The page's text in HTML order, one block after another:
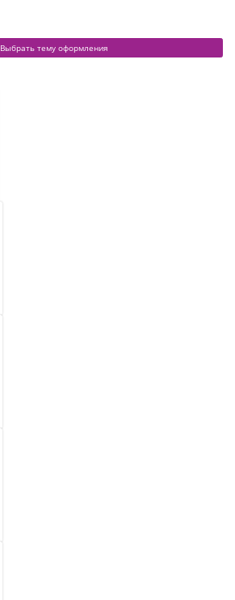
Выбрать тему оформления